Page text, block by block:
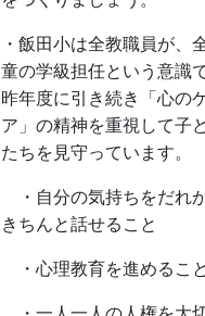
・飯田小は全教職員が、
童の学級担任という意識で
昨年度に引き続き「心の
ア」の精神を重視して子
たちを見守っています。
・自分の気持ちをだれ
きちんと話せること
・心理教育を進めること